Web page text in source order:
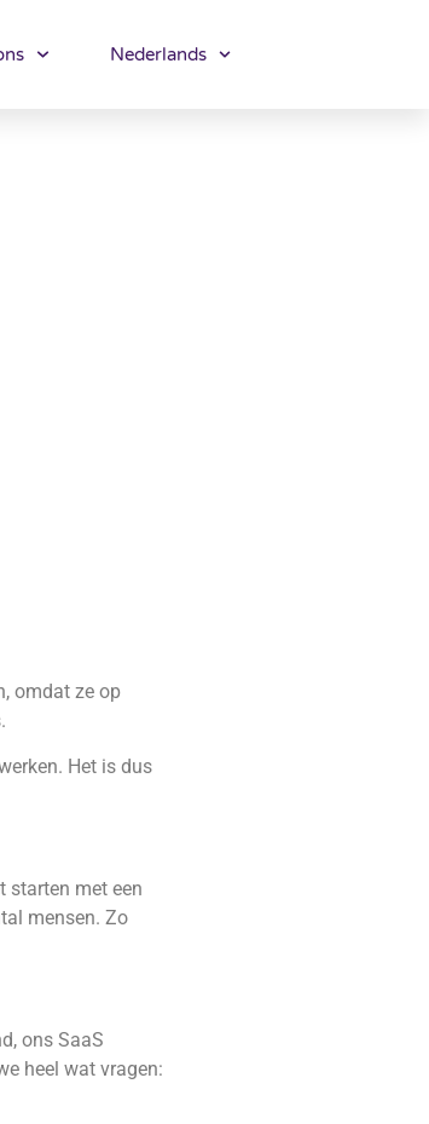
Nederlands
omdat ze op
Het is dus
starten met een
mensen. Zo
ons SaaS
heel wat vragen: